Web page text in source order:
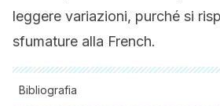
leggere variazioni, purché si
sfumature alla French.
Bibliografia